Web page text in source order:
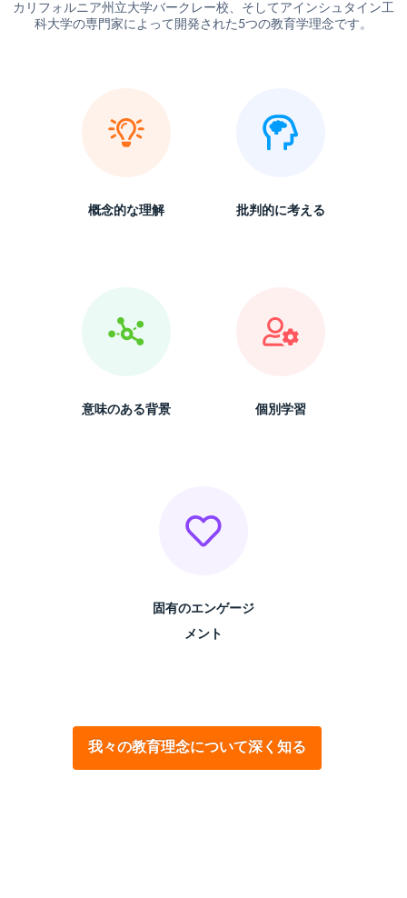
カリフォルニア州立大学バークレー校、そしてアインシュタイン工
科大学の専門家によって開発された5つの教育学理念です。
概念的な理解 批判的に考える
意味のある背景 個別学習
固有のエンゲージ
メント
我々の教育理念について深く知る